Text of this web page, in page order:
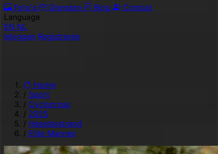
Foto's
Diensten Blog
Contact
Language
EN NL
Inloggen Registreren
Home
/ Sport
/ Cyclocross
/ 2025
/ Heerderstrand
/ Elite Mannen